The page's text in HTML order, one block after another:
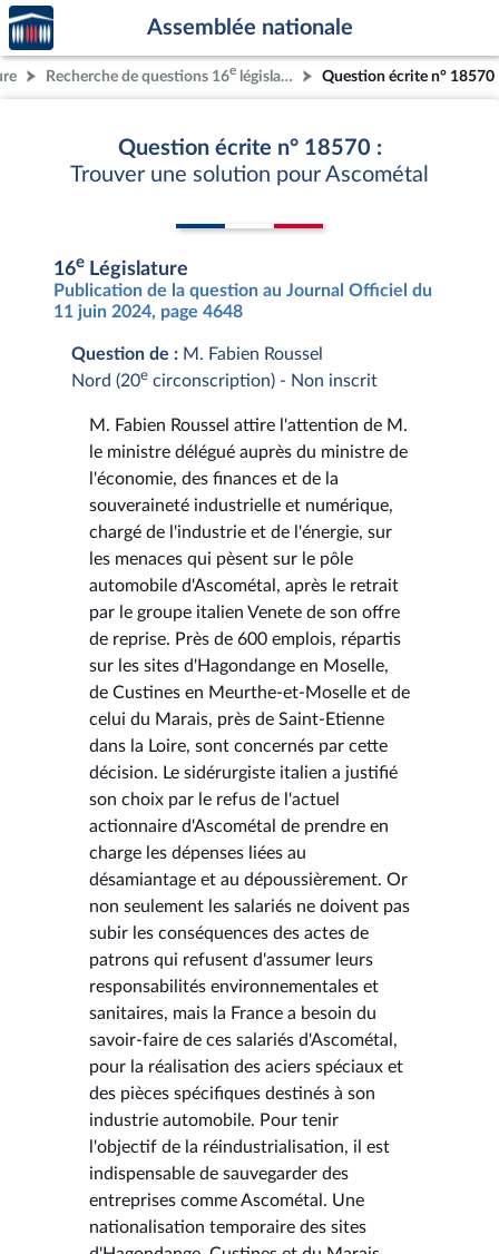
Aller au contenu
Aller en bas de la page
Accèder
à la
page
d'accueil
Assemblée nationale
Recherche de questions 16e législature Question écrite n° 18570
Question écrite n° 18570 :
Trouver une solution pour Ascométal
16e Législature
Publication de la question au Journal Officiel du
11 juin 2024, page 4648
Question de : M. Fabien Roussel
Nord (20e circonscription) - Non inscrit
M. Fabien Roussel attire l'attention de M.
le ministre délégué auprès du ministre de
l'économie, des finances et de la
souveraineté industrielle et numérique,
chargé de l'industrie et de l'énergie, sur
les menaces qui pèsent sur le pôle
automobile d'Ascométal, après le retrait
par le groupe italien Venete de son offre
de reprise. Près de 600 emplois, répartis
sur les sites d'Hagondange en Moselle,
de Custines en Meurthe-et-Moselle et de
celui du Marais, près de Saint-Etienne
dans la Loire, sont concernés par cette
décision. Le sidérurgiste italien a justifié
son choix par le refus de l'actuel
actionnaire d'Ascométal de prendre en
charge les dépenses liées au
désamiantage et au dépoussièrement. Or
non seulement les salariés ne doivent pas
subir les conséquences des actes de
patrons qui refusent d'assumer leurs
responsabilités environnementales et
sanitaires, mais la France a besoin du
savoir-faire de ces salariés d'Ascométal,
pour la réalisation des aciers spéciaux et
des pièces spécifiques destinés à son
industrie automobile. Pour tenir
l'objectif de la réindustrialisation, il est
indispensable de sauvegarder des
entreprises comme Ascométal. Une
nationalisation temporaire des sites